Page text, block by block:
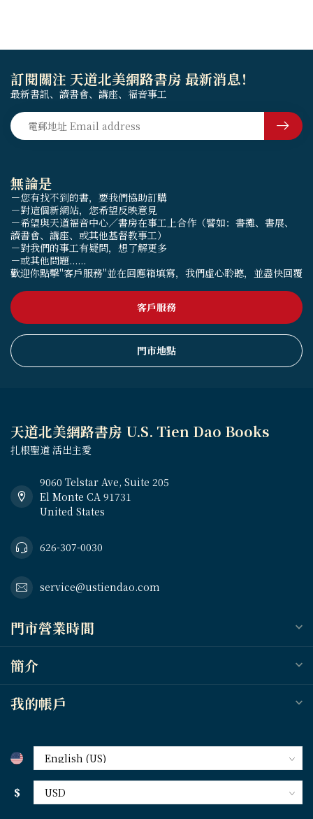
無論是
－您有找不到的書，要我們協助訂購
－對這個新網站，您希望反映意見
－希望與天道福音中心／書房在事工上合作（譬如：書攤、書展、
讀書會、講座、或其他基督教事工）
－對我們的事工有疑問，想了解更多
－或其他問題......
歡迎你點擊"客戶服務"並在回應箱填寫，我們虛心聆聽，並盡快回覆
客戶服務
門市地點
訂閱關注 天道北美網路書房 最新消息！
最新書訊、讀書會、講座、福音事工
天道北美網路書房 U.S. Tien Dao Books
扎根聖道 活出主愛
9060 Telstar Ave, Suite 205
El Monte CA 91731
United States
626-307-0030
service@ustiendao.com
門市營業時間
簡介
我的帳戶
$